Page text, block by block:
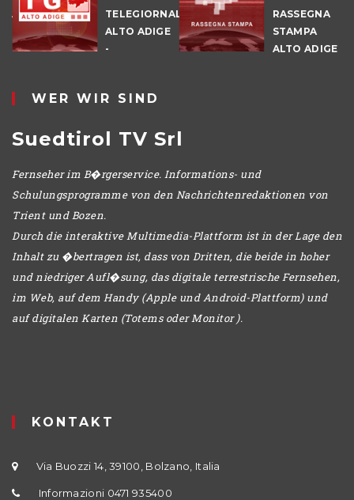
TELEGIORNALE
ALTO ADIGE
-
RASSEGNA
STAMPA
ALTO ADIGE
WER WIR SIND
Suedtirol TV Srl
Fernseher im B�rgerservice. Informations- und
Schulungsprogramme von den Nachrichtenredaktionen von
Trient und Bozen.
Durch die interaktive Multimedia-Plattform ist in der Lage den
Inhalt zu �bertragen ist, dass von Dritten, die beide in hoher
und niedriger Aufl�sung, das digitale terrestrische Fernsehen,
im Web, auf dem Handy (Apple und Android-Plattform) und
auf digitalen Karten (Totems oder Monitor ).
KONTAKT
Via Buozzi 14, 39100, Bolzano, Italia
Informazioni 0471 935400